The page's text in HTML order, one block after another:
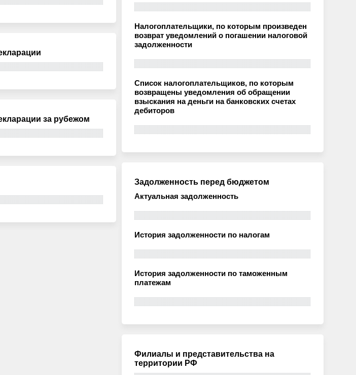
за рубежом
Налогоплательщики, по которым произведен
возврат уведомлений о погашении налоговой
задолженности
Список налогоплательщиков, по которым
возвращены уведомления об обращении
взыскания на деньги на банковских счетах
дебиторов
Задолженность перед бюджетом
Актуальная задолженность
История задолженности по налогам
История задолженности по таможенным
платежам
Филиалы и представительства на
территории РФ